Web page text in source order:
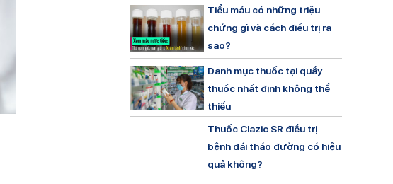
Tiểu máu có những triệu
chứng gì và cách điều trị ra
sao?
Danh mục thuốc tại quầy
thuốc nhất định không thể
thiếu
Thuốc Clazic SR điều trị
bệnh đái tháo đường có hiệu
quả không?